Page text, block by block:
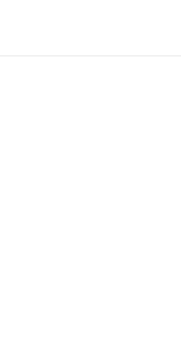
konten